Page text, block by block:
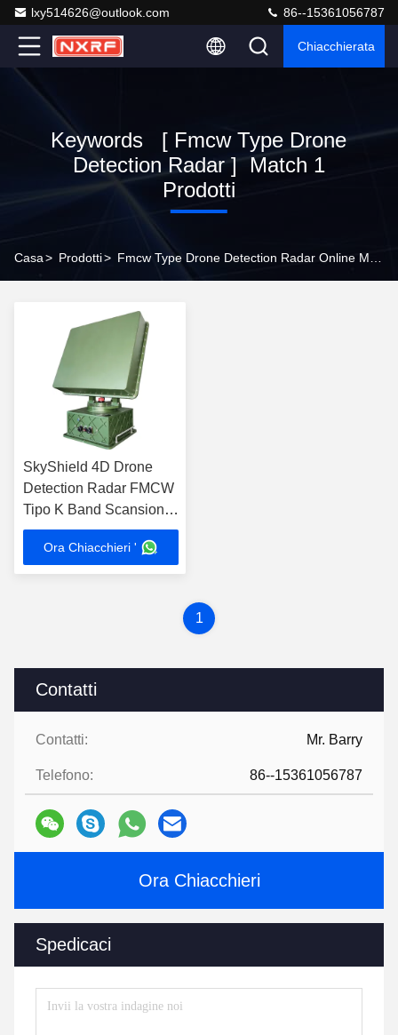
lxy514626@outlook.com 86--15361056787
Chiacchierata
Keywords [ Fmcw Type Drone
Detection Radar ] Match 1
Prodotti
Casa> Prodotti>
Contatti
Contatti: Mr. Barry
Telefono: 86--15361056787
Ora Chiacchieri
Spedicaci
SkyShield 4D Drone
Detection Radar FMCW
Tipo K Band Scansione
meccanica con
posizionamento GPS
Ora Chiacchieri '
1